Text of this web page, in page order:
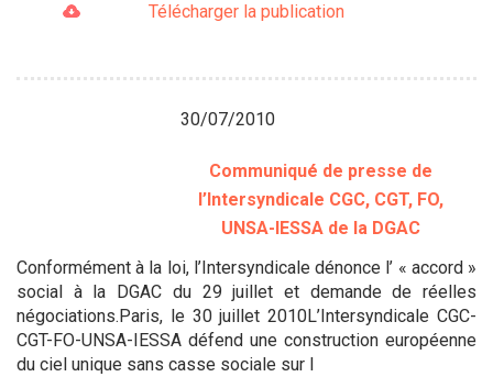
Télécharger la publication
30/07/2010
Communiqué de presse de
l’Intersyndicale CGC, CGT, FO,
UNSA-IESSA de la DGAC
Conformément à la loi, l’Intersyndicale dénonce l’ « accord »
social à la DGAC du 29 juillet et demande de réelles
négociations.Paris, le 30 juillet 2010L’Intersyndicale CGC-
CGT-FO-UNSA-IESSA défend une construction européenne
du ciel unique sans casse sociale sur l